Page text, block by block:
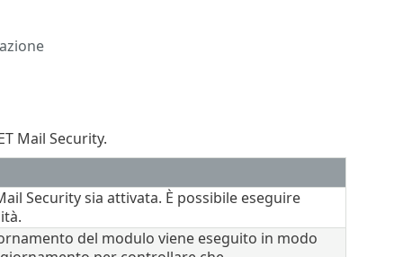
Mail Security.
Security sia attivata. È possibile eseguire
del modulo viene eseguito in modo